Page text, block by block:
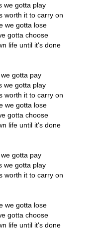
we gotta play
worth it to carry on
we gotta lose
gotta choose
life until it's done
gotta pay
we gotta play
worth it to carry on
we gotta lose
gotta choose
life until it's done
gotta pay
we gotta play
worth it to carry on
we gotta lose
gotta choose
life until it's done